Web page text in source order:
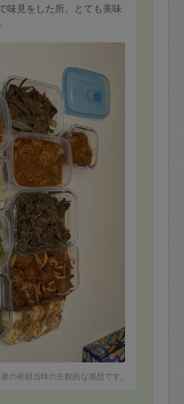
味見をした所、とても美味
いました。
の依頼当時の主観的な感想です。